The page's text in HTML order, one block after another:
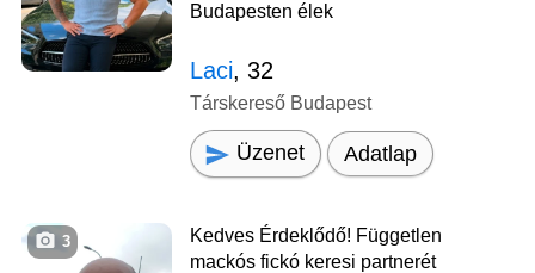
Budapesten élek
Laci, 32
Társkereső Budapest
Üzenet Adatlap
3
Kedves Érdeklődő! Független
mackós fickó keresi partnerét